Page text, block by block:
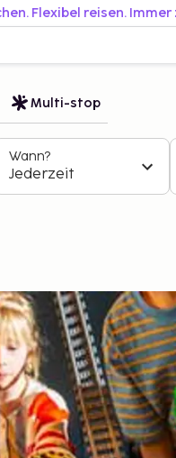
Flexibel reisen.
Multi-stop
Wann?
Jederzeit